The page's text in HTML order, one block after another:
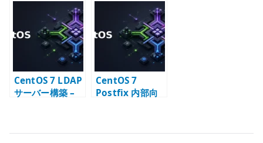
ブルの記録
と内部ゾーン
CentOS 7 LDAP
サーバー構築 –
CentOS 7
Postfix 内部向